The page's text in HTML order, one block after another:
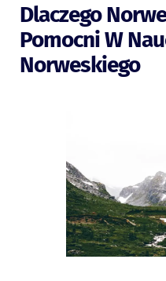
Dlaczego
Pomocni W
Norweskiego